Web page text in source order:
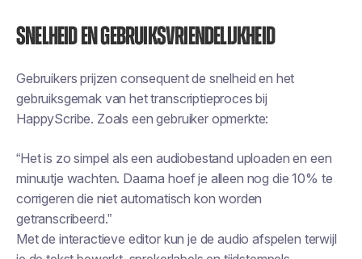
Snelheid en gebruiksvriendelijkheid
Gebruikers prijzen consequent de snelheid en het
gebruiksgemak van het transcriptieproces bij
HappyScribe. Zoals een gebruiker opmerkte:
“Het is zo simpel als een audiobestand uploaden en een
minuutje wachten. Daarna hoef je alleen nog die 10% te
corrigeren die niet automatisch kon worden
getranscribeerd.”
Met de interactieve editor kun je de audio afspelen terwijl